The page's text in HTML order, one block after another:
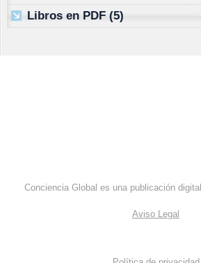
Libros en PDF (5)
Conciencia Global es una publicación
Aviso Legal